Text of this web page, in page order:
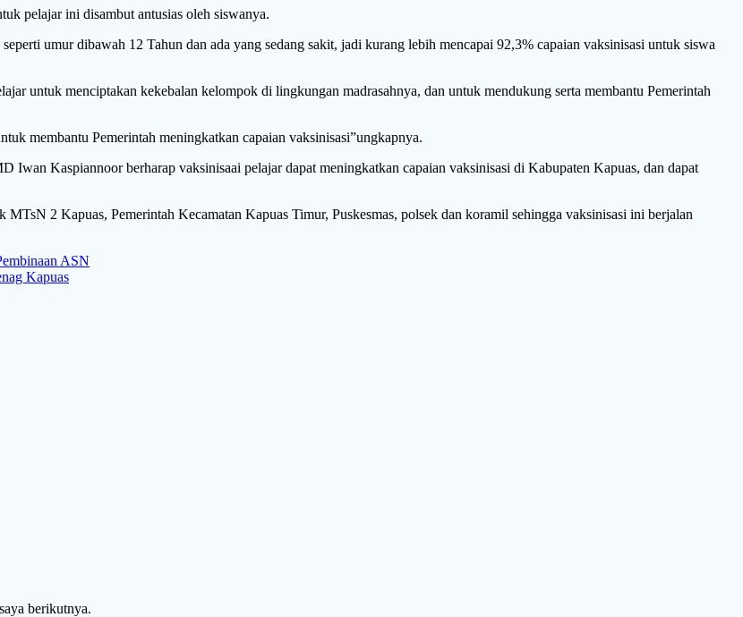
pelajar ini disambut antusias oleh siswanya.
umur dibawah 12 Tahun dan ada yang sedang sakit, jadi kurang lebih mencapai 92,3% capaian vaksinisasi untuk siswa
untuk menciptakan kekebalan kelompok di lingkungan madrasahnya, dan untuk mendukung serta membantu Pemerintah
membantu Pemerintah meningkatkan capaian vaksinisasi”ungkapnya.
Iwan Kaspiannoor berharap vaksinisaai pelajar dapat meningkatkan capaian vaksinisasi di Kabupaten Kapuas, dan dapat
MTsN 2 Kapuas, Pemerintah Kecamatan Kapuas Timur, Puskesmas, polsek dan koramil sehingga vaksinisasi ini berjalan
ASN
Kapuas
berikutnya.